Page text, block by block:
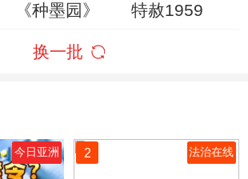
《种墨园》 特赦1959
换一批
今日亚洲 2 法治在线